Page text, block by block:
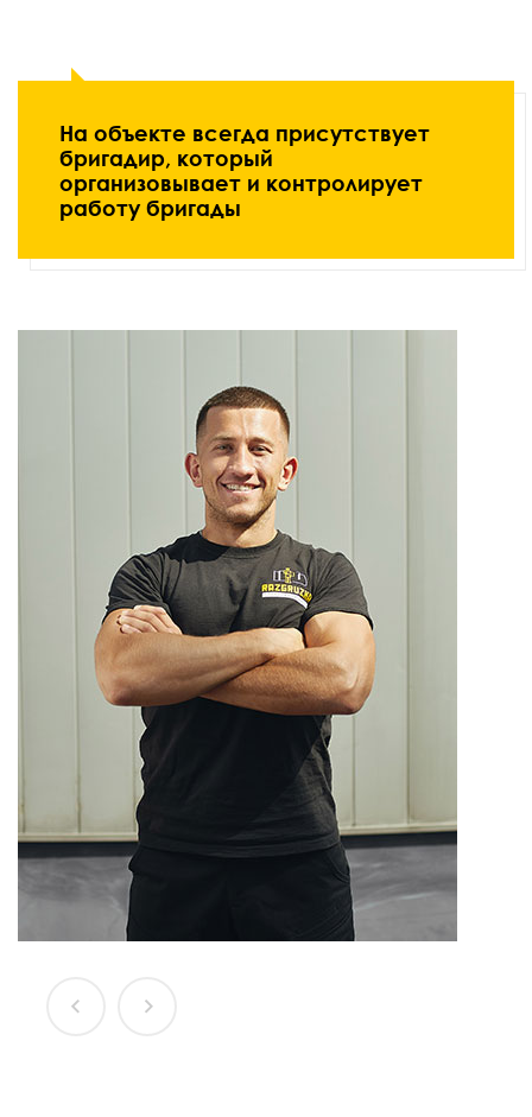
На объекте всегда присутствует
бригадир, который
организовывает и контролирует
работу бригады